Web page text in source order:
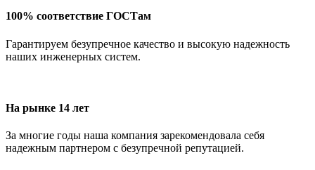
100% соответствие ГОСТам
Гарантируем безупречное качество и высокую надежность
наших инженерных систем.
На рынке 14 лет
За многие годы наша компания зарекомендовала себя
надежным партнером с безупречной репутацией.